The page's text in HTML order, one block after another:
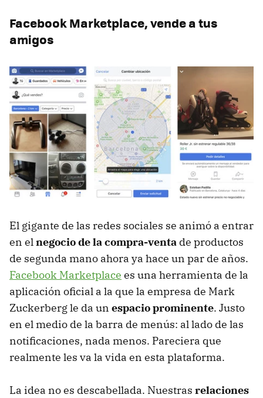
Facebook Marketplace, vende a tus
amigos
El gigante de las redes sociales se animó a entrar
en elnegocio de la compra-venta de productos
de segunda mano ahora ya hace un par de años.
Facebook Marketplace es una herramienta de la
aplicación oficial a la que la empresa de Mark
Zuckerberg le da un espacio prominente. Justo
en el medio de la barra de menús: al lado de las
notificaciones, nada menos. Pareciera que
realmente les va la vida en esta plataforma.
La idea no es descabellada. Nuestras relaciones